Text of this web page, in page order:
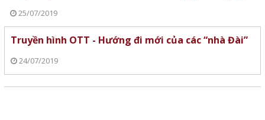
25/07/2019
Truyền hình OTT - Hướng đi mới của các “nhà Đài”
24/07/2019